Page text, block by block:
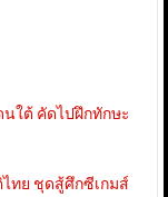
ใต้ คัดไปฝึกทักษะ
ทย ชุดสู้ศึกซีเกมส์